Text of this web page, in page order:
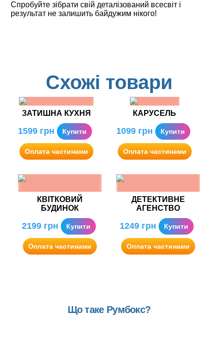
Спробуйте зібрати свій деталізований всесвіт і
результат не залишить байдужим нікого!
Схожі товари
ЗАТИШНА КУХНЯ
1599 грн Купити
Оплата частинами
КАРУСЕЛЬ
1099 грн Купити
Оплата частинами
КВІТКОВИЙ
БУДИНОК
2199грн Купити
Оплата частинами
ДЕТЕКТИВНЕ
АГЕНСТВО
1249 грн Купити
Оплата частинами
Що таке Румбокс?